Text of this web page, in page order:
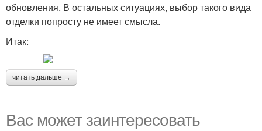
обновления. В остальных ситуациях, выбор такого вида
отделки попросту не имеет смысла.
Итак:
читать дальше →
Вас может заинтересовать